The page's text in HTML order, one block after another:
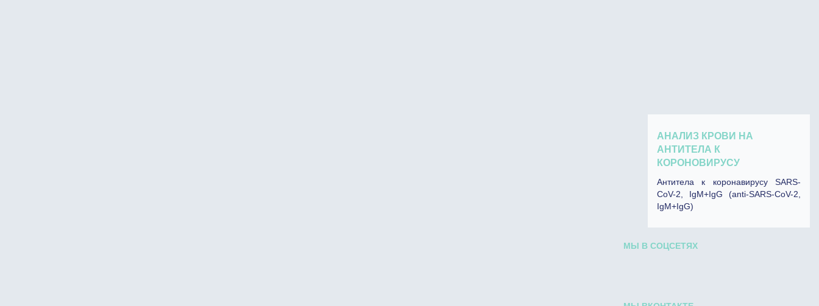
АНАЛИЗ КРОВИ НА
АНТИТЕЛА К
КОРОНОВИРУСУ
Антитела к коронавирусу SARS-
CoV-2, IgM+IgG (anti-SARS-CoV-2,
IgM+IgG)
МЫ В СОЦСЕТЯХ